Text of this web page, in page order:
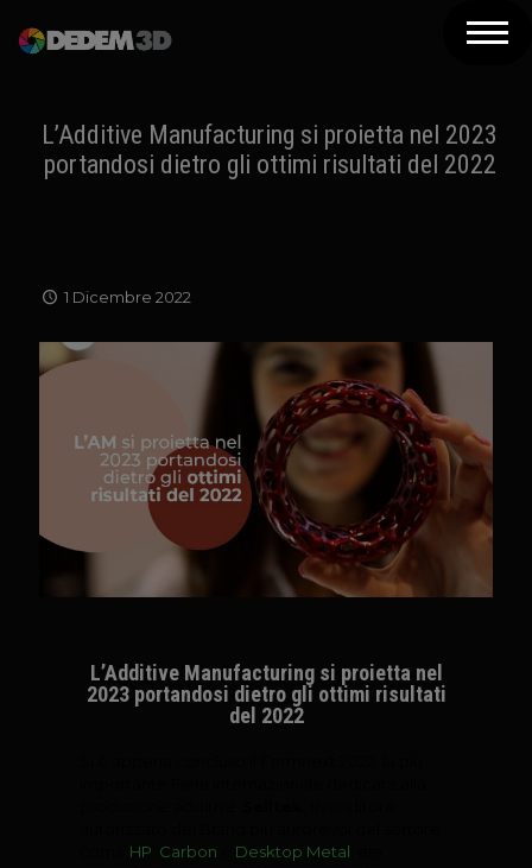
Prodotti
Soluzioni 3D
Assistenza
Newsletter
L’Additive Manufacturing si proietta nel 2023
portandosi dietro gli ottimi risultati del 2022
1 Dicembre 2022
L’Additive Manufacturing si proietta nel
2023 portandosi dietro gli ottimi risultati
del 2022
HP Carbon Desktop Metal